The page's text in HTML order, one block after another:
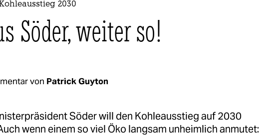
2030
Söder, weiter so!
von Patrick Guyton
Söder will den Kohleausstieg auf 2030
wenn einem so viel Öko langsam unheimlich anmutet: